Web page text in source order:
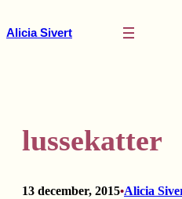
till
Alicia Sivert
lussekatter
13 december, 2015•Alicia